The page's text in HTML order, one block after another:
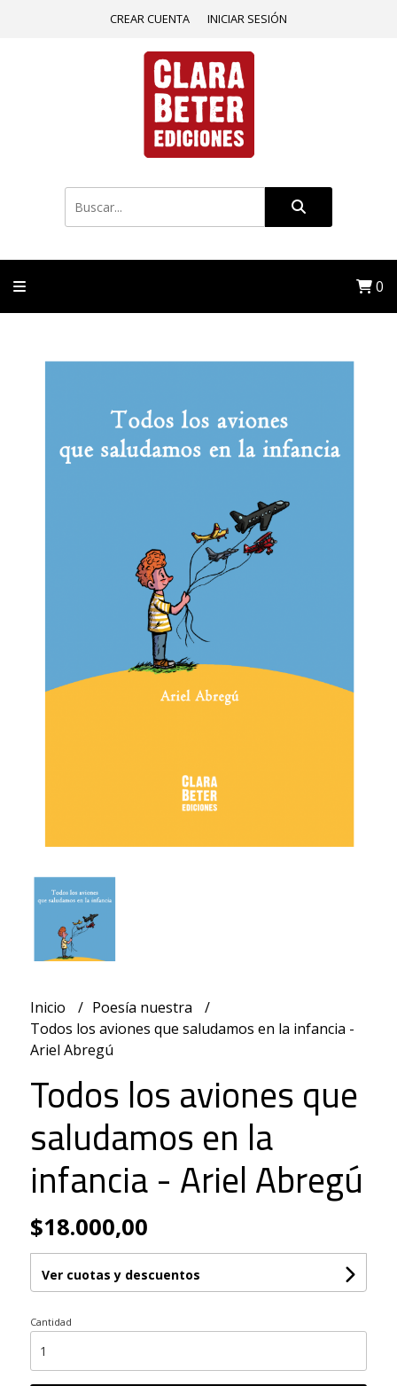
CREAR CUENTA INICIAR SESIÓN
0
Inicio
Poesía nuestra
Todos los aviones que saludamos en la infancia -
Ariel Abregú
Todos los aviones que
saludamos en la
infancia - Ariel Abregú
$18.000,00
Ver cuotas y descuentos
Cantidad